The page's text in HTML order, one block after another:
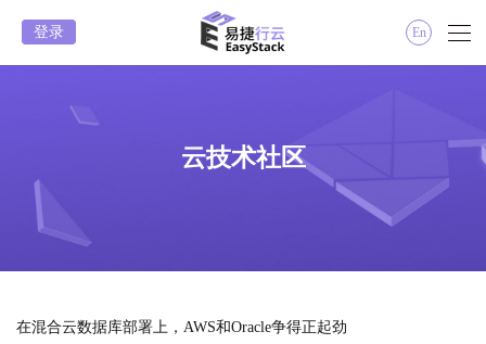
登录 En
云技术社区
在混合云数据库部署上，AWS和Oracle争得正起劲